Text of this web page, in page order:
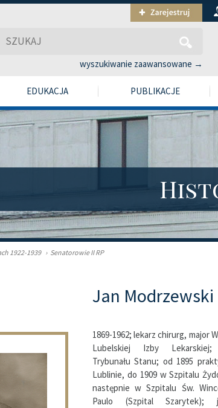
wyszukiwanie zaawansowane →
EDUKACJA PUBLIKACJE
1922-1939 › Senatorowie II RP
Jan Modrzewski
1869-1962; lekarz chirurg, major
Lubelskiej Izby Lekarskiej;
Trybunału Stanu; od 1895
Lublinie, do 1909 w Szpitalu
następnie w Szpitalu Św.
Paulo (Szpital Szarytek);